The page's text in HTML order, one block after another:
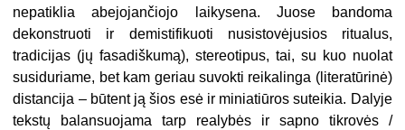
nepatiklia abejojančiojo laikysena. Juose bandoma
dekonstruoti ir demistifikuoti nusistovėjusios ritualus,
tradicijas (jų fasadiškumą), stereotipus, tai, su kuo nuolat
susiduriame, bet kam geriau suvokti reikalinga (literatūrinė)
distancija – būtent ją šios esė ir miniatiūros suteikia. Dalyje
tekstų balansuojama tarp realybės ir sapno tikrovės /